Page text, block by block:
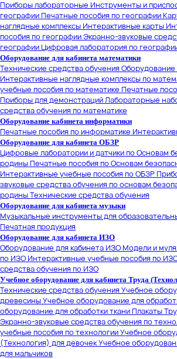
Приборы лабораторные Инструменты и
географииПечатные пособия по географии
наглядные комплексы Интерактивные карты
пособия по географииЭкранно-звуковые
географииЦифровая лаборатория по
Оборудование для кабинета математики
Технические средства обучения
Интерактивные наглядные комплексы по
учебные пособия по математике Печатные
Приборы для демонстрацийЛабораторные
средства обучения по математике
Оборудование кабинета информатики
Печатные пособия по информатике
Оборудование для кабинета ОБЗР
Цифровые лаборатории и датчики по Основам
родиныПечатные пособия по Основам
Интерактивные учебные пособия по ОБЗР
звуковые средства обучения по основам
родиныТехнические средства обучения
Оборудование для кабинета музыки
Музыкальные инструменты для
Печатная продукция
Оборудование для кабинета ИЗО
Оборудование для кабинета ИЗОМодели и
по ИЗО Интерактивные учебные пособия по
средства обучения по ИЗО
Учебное оборудование для кабинета Труда
Технические средства обученияУчебное
древесиныУчебное оборудование для
оборудование для обработки тканиПлакаты
Экранно-звуковые средства обучения по
учебные пособия по технологииУчебное
(Технология) для девочекУчебное
для мальчиков